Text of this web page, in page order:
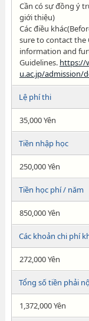
Cần có sự đồng ý
giới thiệu)
Các điều
sure to contact the
information and
Guidelines. https://
u.ac.jp/admission/
Lệ phí thi
35,000 Yên
Tiền nhập học
250,000 Yên
Tiền học phí / năm
850,000 Yên
Các khoản chi phí
272,000 Yên
Tổng số tiền phải
1,372,000 Yên